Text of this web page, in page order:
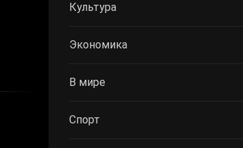
Культура
Экономика
В мире
Спорт